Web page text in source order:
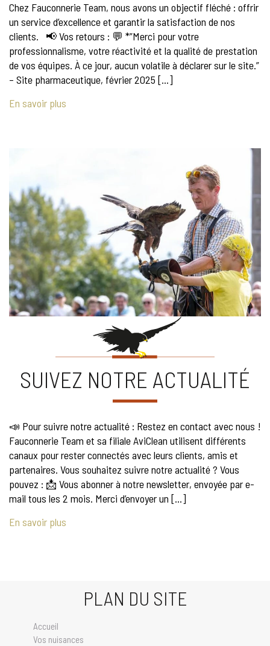
Chez Fauconnerie Team, nous avons un objectif fléché : offrir
un service d’excellence et garantir la satisfaction de nos
clients. 📢 Vos retours : 💬 *”Merci pour votre
professionnalisme, votre réactivité et la qualité de prestation
de vos équipes. À ce jour, aucun volatile à déclarer sur le site.”
– Site pharmaceutique, février 2025 […]
En savoir plus
SUIVEZ NOTRE ACTUALITÉ
📣 Pour suivre notre actualité : Restez en contact avec nous !
Fauconnerie Team et sa filiale AviClean utilisent différents
canaux pour rester connectés avec leurs clients, amis et
partenaires. Vous souhaitez suivre notre actualité ? Vous
pouvez : 📩 Vous abonner à notre newsletter, envoyée par e-
mail tous les 2 mois. Merci d’envoyer un […]
En savoir plus
PLAN DU SITE
Accueil
Vos nuisances